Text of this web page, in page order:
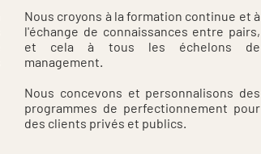
Nous croyons à la formation continue et à
l'échange de connaissances entre pairs,
et cela à tous les échelons de
management.
Nous concevons et personnalisons des
programmes de perfectionnement pour
des clients privés et publics.